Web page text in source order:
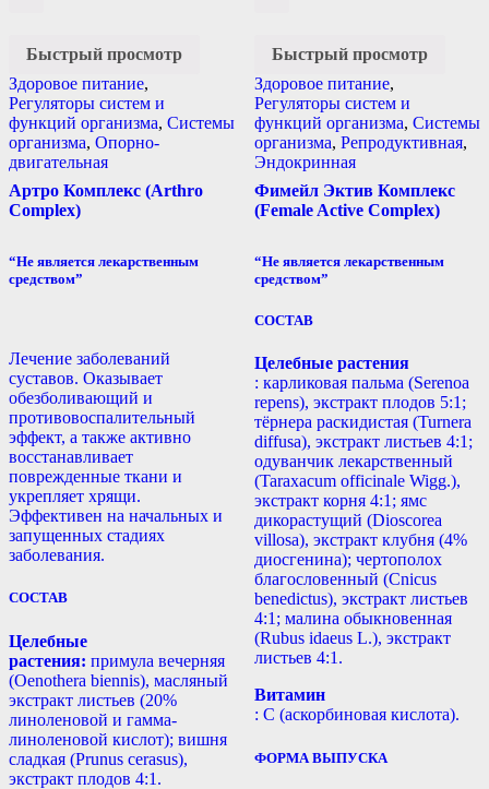
Быстрый просмотр
Здоровое питание,
Регуляторы систем и
функций организма, Системы
организма, Опорно-
двигательная
Артро Комплекс (Arthro
Complex)
“Не является лекарственным
средством”
Лечение заболеваний
суставов. Оказывает
обезболивающий и
противовоспалительный
эффект, а также активно
восстанавливает
поврежденные ткани и
укрепляет хрящи.
Эффективен на начальных и
запущенных стадиях
заболевания.
СОСТАВ
Целебные
растения: примула вечерняя
(Oenothera biennis), масляный
экстракт листьев (20%
линоленовой и гамма-
линоленовой кислот); вишня
сладкая (Prunus cerasus),
экстракт плодов 4:1.
Быстрый просмотр
Здоровое питание,
Регуляторы систем и
функций организма, Системы
организма, Репродуктивная,
Эндокринная
Фимейл Эктив Комплекс
(Female Active Complex)
“Не является лекарственным
средством”
СОСТАВ
Целебные растения
: карликовая пальма (Serenoa
repens), экстракт плодов 5:1;
тёрнера раскидистая (Turnera
diffusa), экстракт листьев 4:1;
одуванчик лекарственный
(Taraxacum officinale Wigg.),
экстракт корня 4:1; ямс
дикорастущий (Dioscorea
villosa), экстракт клубня (4%
диосгенина); чертополох
благословенный (Cnicus
benedictus), экстракт листьев
4:1; малина обыкновенная
(Rubus idaeus L.), экстракт
листьев 4:1.
Витамин
: С (аскорбиновая кислота).
ФОРМА ВЫПУСКА